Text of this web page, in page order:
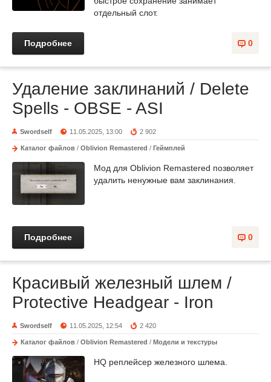
отдельный слот.
0
Подробнее
Удаление заклинаний / Delete
Spells - OBSE - ASI
Swordself 11.05.2025, 13:00 2 902
Каталог файлов / Oblivion Remastered / Геймплей
Мод для Oblivion Remastered позволяет
удалить ненужные вам заклинания.
0
Подробнее
Красивый железный шлем /
Protective Headgear - Iron
Swordself 11.05.2025, 12:54 2 420
Каталог файлов / Oblivion Remastered / Модели и текстуры
HQ реплейсер железного шлема.